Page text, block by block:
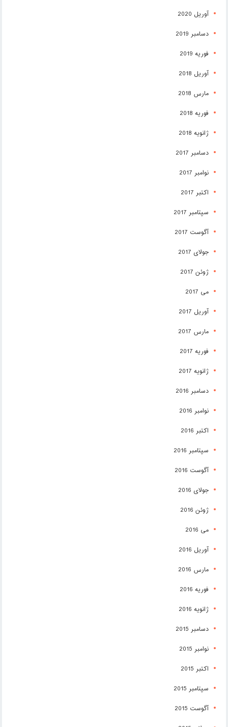
آوریل 2020
دسامبر 2019
فوریه 2019
آوریل 2018
مارس 2018
فوریه 2018
ژانویه 2018
دسامبر 2017
نوامبر 2017
اکتبر 2017
سپتامبر 2017
آگوست 2017
جولای 2017
ژوئن 2017
می 2017
آوریل 2017
مارس 2017
فوریه 2017
ژانویه 2017
دسامبر 2016
نوامبر 2016
اکتبر 2016
سپتامبر 2016
آگوست 2016
جولای 2016
ژوئن 2016
می 2016
آوریل 2016
مارس 2016
فوریه 2016
ژانویه 2016
دسامبر 2015
نوامبر 2015
اکتبر 2015
سپتامبر 2015
آگوست 2015